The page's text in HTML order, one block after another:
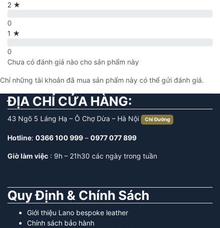
2 ★
0
1 ★
0
Chưa có đánh giá nào cho sản phẩm này
Chỉ những tài khoản đã mua sản phẩm này có thể gửi đánh giá.
ĐỊA CHỈ CỬA HÀNG:
43 Ngõ 5 Láng Hạ – Ô Chợ Dừa – Hà Nội Chỉ Đường
Hotline: 0366 100 999 – 0977 077 899
Giờ làm việc : 9h – 21h30 các ngày trong tuần
Quy Định & Chính Sách
Giới thiệu Lano bespoke leather
Chính sách bảo hành